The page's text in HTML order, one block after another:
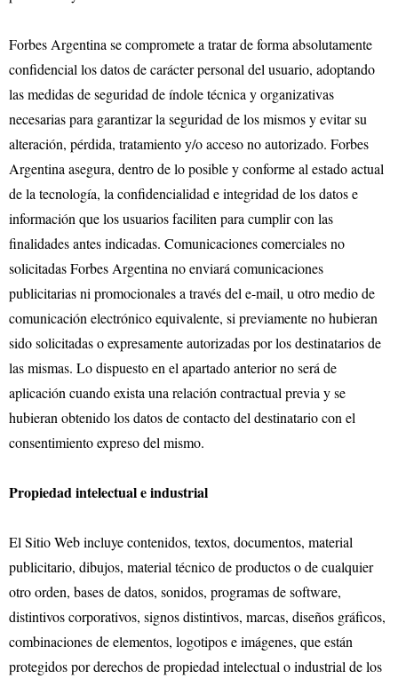
Forbes Argentina se compromete a tratar de forma absolutamente
confidencial los datos de carácter personal del usuario, adoptando
las medidas de seguridad de índole técnica y organizativas
necesarias para garantizar la seguridad de los mismos y evitar su
alteración, pérdida, tratamiento y/o acceso no autorizado. Forbes
Argentina asegura, dentro de lo posible y conforme al estado actual
de la tecnología, la confidencialidad e integridad de los datos e
información que los usuarios faciliten para cumplir con las
finalidades antes indicadas. Comunicaciones comerciales no
solicitadas Forbes Argentina no enviará comunicaciones
publicitarias ni promocionales a través del e-mail, u otro medio de
comunicación electrónico equivalente, si previamente no hubieran
sido solicitadas o expresamente autorizadas por los destinatarios de
las mismas. Lo dispuesto en el apartado anterior no será de
aplicación cuando exista una relación contractual previa y se
hubieran obtenido los datos de contacto del destinatario con el
consentimiento expreso del mismo.
Propiedad intelectual e industrial
El Sitio Web incluye contenidos, textos, documentos, material
publicitario, dibujos, material técnico de productos o de cualquier
otro orden, bases de datos, sonidos, programas de software,
distintivos corporativos, signos distintivos, marcas, diseños gráficos,
combinaciones de elementos, logotipos e imágenes, que están
protegidos por derechos de propiedad intelectual o industrial de los